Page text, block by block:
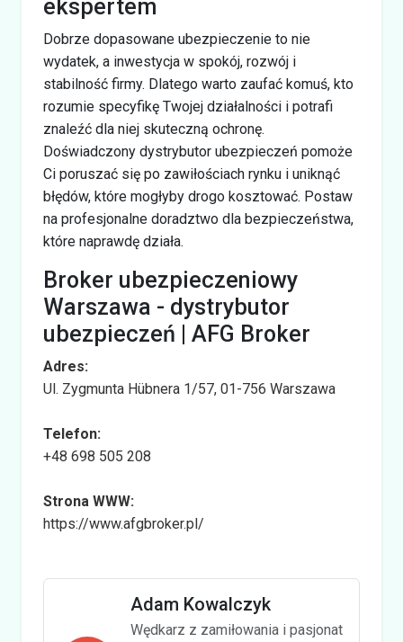
ekspertem
Dobrze dopasowane ubezpieczenie to nie
wydatek, a inwestycja w spokój, rozwój i
stabilność firmy. Dlatego warto zaufać komuś, kto
rozumie specyfikę Twojej działalności i potrafi
znaleźć dla niej skuteczną ochronę.
Doświadczony dystrybutor ubezpieczeń pomoże
Ci poruszać się po zawiłościach rynku i uniknąć
błędów, które mogłyby drogo kosztować. Postaw
na profesjonalne doradztwo dla bezpieczeństwa,
które naprawdę działa.
Broker ubezpieczeniowy
Warszawa - dystrybutor
ubezpieczeń | AFG Broker
Adres:
Ul. Zygmunta Hübnera 1/57, 01-756 Warszawa
Telefon:
+48 698 505 208
Strona WWW:
https://www.afgbroker.pl/
Adam Kowalczyk
Wędkarz z zamiłowania i pasjonat